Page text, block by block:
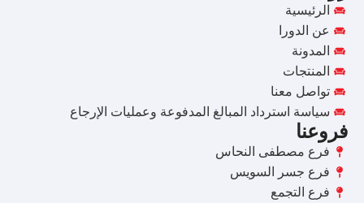
الرئيسية
عن الدورا
المدونة
المنتجات
تواصل معنا
سياسة استرداد المبالغ المدفوعة وعمليات الإرجاع
فروعنا
فرع مصطفى النحاس
فرع جسر السويس
فرع التجمع